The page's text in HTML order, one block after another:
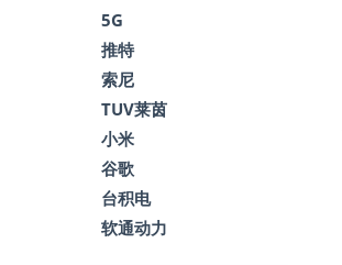
5G
推特
索尼
TUV莱茵
小米
谷歌
台积电
软通动力